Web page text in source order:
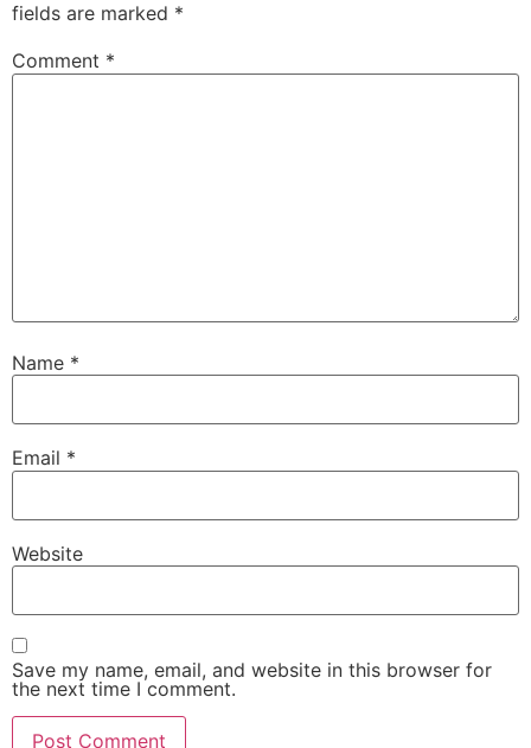
fields are marked *
Comment *
Name *
Email *
Website
Save my name, email, and website in this browser for
the next time I comment.